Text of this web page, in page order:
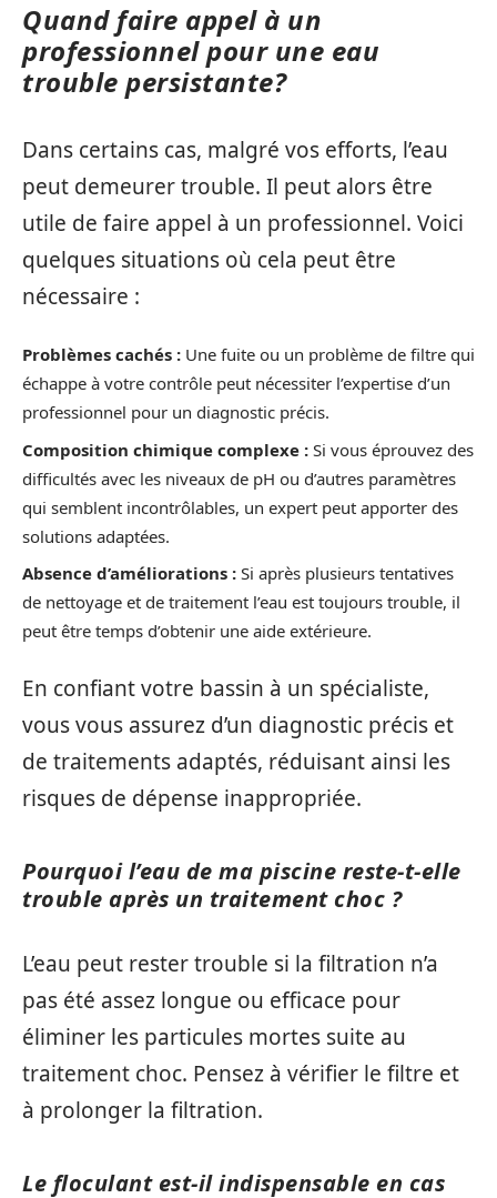
Quand faire appel à un
professionnel pour une eau
trouble persistante?
Dans certains cas, malgré vos efforts, l’eau
peut demeurer trouble. Il peut alors être
utile de faire appel à un professionnel. Voici
quelques situations où cela peut être
nécessaire :
Problèmes cachés : Une fuite ou un problème de filtre qui
échappe à votre contrôle peut nécessiter l’expertise d’un
professionnel pour un diagnostic précis.
Composition chimique complexe : Si vous éprouvez des
difficultés avec les niveaux de pH ou d’autres paramètres
qui semblent incontrôlables, un expert peut apporter des
solutions adaptées.
Absence d’améliorations : Si après plusieurs tentatives
de nettoyage et de traitement l’eau est toujours trouble, il
peut être temps d’obtenir une aide extérieure.
En confiant votre bassin à un spécialiste,
vous vous assurez d’un diagnostic précis et
de traitements adaptés, réduisant ainsi les
risques de dépense inappropriée.
Pourquoi l’eau de ma piscine reste-t-elle
trouble après un traitement choc ?
L’eau peut rester trouble si la filtration n’a
pas été assez longue ou efficace pour
éliminer les particules mortes suite au
traitement choc. Pensez à vérifier le filtre et
à prolonger la filtration.
Le floculant est-il indispensable en cas